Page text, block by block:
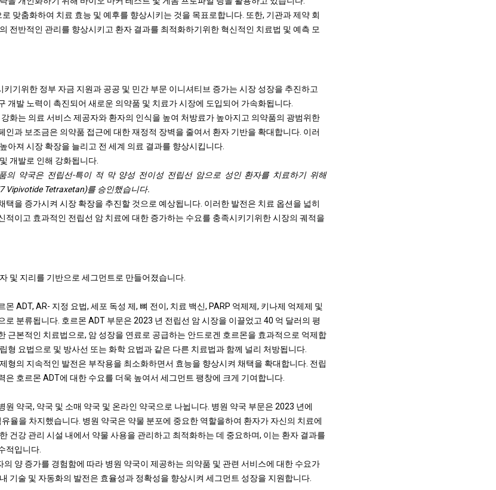
맞춤화하여 치료 효능 및 예후를 향상시키는 것을 목표로합니다. 또한, 기관과 제약 회
전반적인 관리를 향상시키고 환자 결과를 최적화하기위한 혁신적인 치료법 및 예측 모
기위한 정부 자금 지원과 공공 및 민간 부문 이니셔티브 증가는 시장 성장을 추진하고
개발 노력이 촉진되어 새로운 의약품 및 치료가 시장에 도입되어 가속화됩니다.
화는 의료 서비스 제공자와 환자의 인식을 높여 처방료가 높아지고 의약품의 광범위한
인과 보조금은 의약품 접근에 대한 재정적 장벽을 줄여서 환자 기반을 확대합니다. 이러
아져 시장 확장을 늘리고 전 세계 의료 결과를 향상시킵니다.
개발로 인해 강화됩니다.
의 약국은 전립선-특이 적 막 양성 전이성 전립선 암으로 성인 환자를 치료하기 위해
Vipivotide Tetraxetan)를 승인했습니다.
택을 증가시켜 시장 확장을 추진할 것으로 예상됩니다. 이러한 발전은 치료 옵션을 넓히
적이고 효과적인 전립선 암 치료에 대한 증가하는 수요를 충족시키기위한 시장의 궤적을
및 지리를 기반으로 세그먼트로 만들어졌습니다.
ADT, AR- 지정 요법, 세포 독성 제, 뼈 전이, 치료 백신, PARP 억제제, 키나제 억제제 및
로 분류됩니다. 호르몬 ADT 부문은 2023 년 전립선 암 시장을 이끌었고 40 억 달러의 평
근본적인 치료법으로, 암 성장을 연료로 공급하는 안드로겐 호르몬을 효과적으로 억제합
형 요법으로 및 방사선 또는 화학 요법과 같은 다른 치료법과 함께 널리 처방됩니다.
형의 지속적인 발전은 부작용을 최소화하면서 효능을 향상시켜 채택을 확대합니다. 전립
은 호르몬 ADT에 대한 수요를 더욱 높여서 세그먼트 팽창에 크게 기여합니다.
원 약국, 약국 및 소매 약국 및 온라인 약국으로 나뉩니다. 병원 약국 부문은 2023 년에
율을 차지했습니다. 병원 약국은 약물 분포에 중요한 역할을하여 환자가 자신의 치료에
건강 관리 시설 내에서 약물 사용을 관리하고 최적화하는 데 중요하며, 이는 환자 결과를
적입니다.
양 증가를 경험함에 따라 병원 약국이 제공하는 의약품 및 관련 서비스에 대한 수요가
기술 및 자동화의 발전은 효율성과 정확성을 향상시켜 세그먼트 성장을 지원합니다.